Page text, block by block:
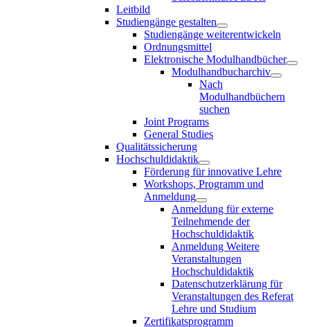
Leitbild
Studiengänge gestalten
Studiengänge weiterentwickeln
Ordnungsmittel
Elektronische Modulhandbücher
Modulhandbucharchiv
Nach
Modulhandbüchern
suchen
Joint Programs
General Studies
Qualitätssicherung
Hochschuldidaktik
Förderung für innovative Lehre
Workshops, Programm und
Anmeldung
Anmeldung für externe
Teilnehmende der
Hochschuldidaktik
Anmeldung Weitere
Veranstaltungen
Hochschuldidaktik
Datenschutzerklärung für
Veranstaltungen des Referat
Lehre und Studium
Zertifikatsprogramm